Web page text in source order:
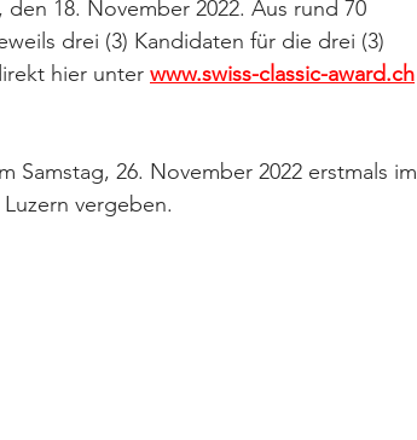
18. November 2022. Aus rund 70
drei (3) Kandidaten für die drei (3)
hier unter www.swiss-classic-award.ch
Samstag, 26. November 2022 erstmals im
vergeben.